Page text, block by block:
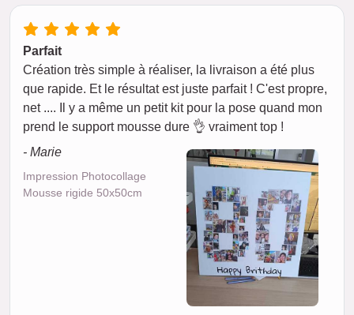
Parfait
Création très simple à réaliser, la livraison a été plus
que rapide. Et le résultat est juste parfait ! C'est propre,
net .... Il y a même un petit kit pour la pose quand mon
prend le support mousse dure 👌 vraiment top !
- Marie
Impression Photocollage
Mousse rigide 50x50cm